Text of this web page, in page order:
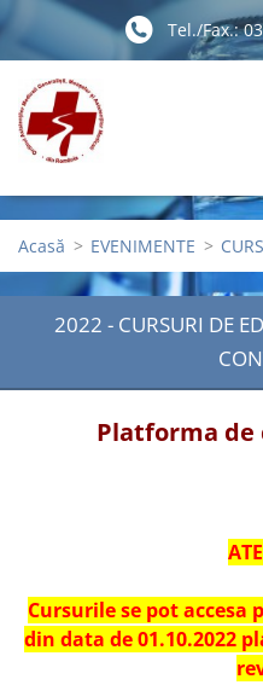
Tel./Fax.:
Acasă > EVENIMENTE >
2022 - CURSURI DE
Platforma de
Cursurile se pot accesa
din data de 01.10.2022